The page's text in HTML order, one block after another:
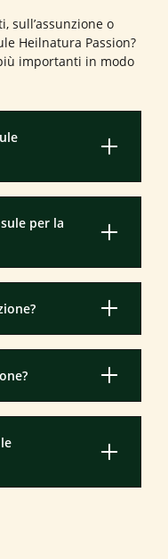
sull’assunzione o
Heilnatura Passion?
importanti in modo
per la